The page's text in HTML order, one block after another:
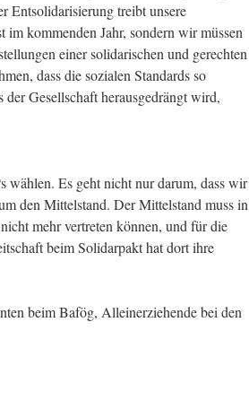
Entsolidarisierung treibt unsere
im kommenden Jahr, sondern wir müssen
einer solidarischen und gerechten
dass die sozialen Standards so
Gesellschaft herausgedrängt wird,
wählen. Es geht nicht nur darum, dass wir
den Mittelstand. Der Mittelstand muss in
mehr vertreten können, und für die
beim Solidarpakt hat dort ihre
beim Bafög, Alleinerziehende bei den